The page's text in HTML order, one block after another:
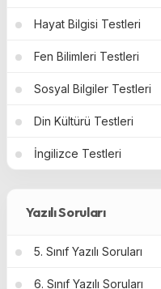
Hayat Bilgisi Testleri
Fen Bilimleri Testleri
Sosyal Bilgiler Testleri
Din Kültürü Testleri
İngilizce Testleri
Yazılı Soruları
5. Sınıf Yazılı Soruları
6. Sınıf Yazılı Soruları